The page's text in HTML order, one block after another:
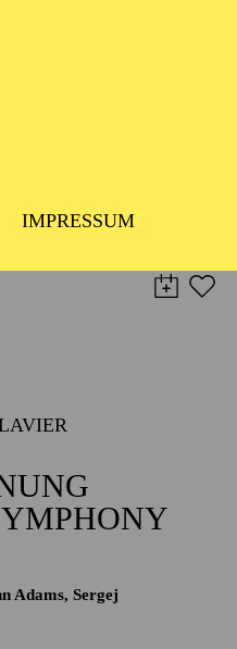
IMPRESSUM
IRAN –
Adams, Sergej